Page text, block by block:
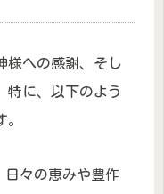
様への感謝、そし
特に、以下のよう
々の恵みや豊作